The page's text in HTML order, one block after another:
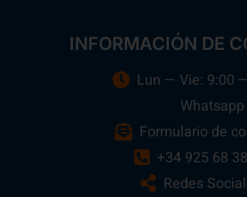
INFORMACIÓN DE
Lun — Vie: 9:00
Whatsapp
Formulario de
+34 925 68
Redes